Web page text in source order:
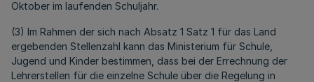
Oktober im laufenden Schuljahr.
(3) Im Rahmen der sich nach Absatz 1 Satz 1 für das Land
ergebenden Stellenzahl kann das Ministerium für Schule,
Jugend und Kinder bestimmen, dass bei der Errechnung der
Lehrerstellen für die einzelne Schule über die Regelung in